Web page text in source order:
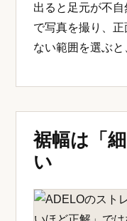
出ると足元が不
で写真を撮り、
ない範囲を選ぶと
裾幅は「
い